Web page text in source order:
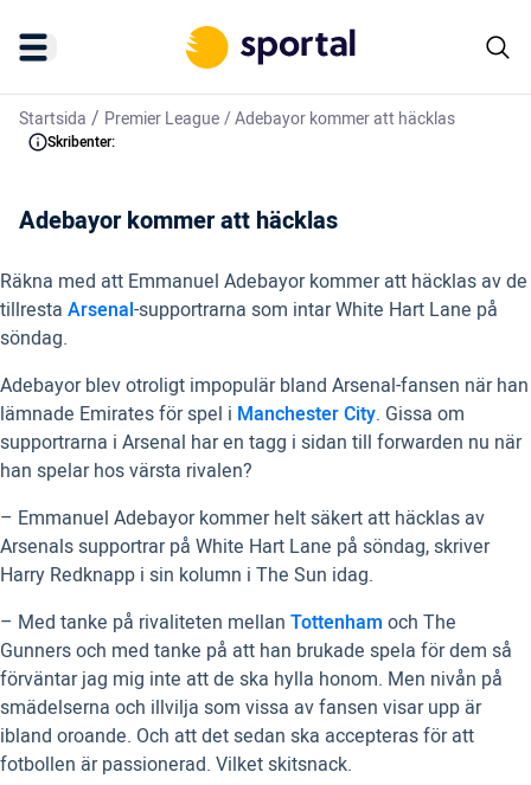
Startsida / Premier League/Adebayor kommer att häcklas
Skribenter:
Adebayor kommer att häcklas
Räkna med att Emmanuel Adebayor kommer att häcklas av de
tillresta Arsenal-supportrarna som intar White Hart Lane på
söndag.
Adebayor blev otroligt impopulär bland Arsenal-fansen när han
lämnade Emirates för spel i Manchester City. Gissa om
supportrarna i Arsenal har en tagg i sidan till forwarden nu när
han spelar hos värsta rivalen?
– Emmanuel Adebayor kommer helt säkert att häcklas av
Arsenals supportrar på White Hart Lane på söndag, skriver
Harry Redknapp i sin kolumn i The Sun idag.
– Med tanke på rivaliteten mellan Tottenham och The
Gunners och med tanke på att han brukade spela för dem så
förväntar jag mig inte att de ska hylla honom. Men nivån på
smädelserna och illvilja som vissa av fansen visar upp är
ibland oroande. Och att det sedan ska accepteras för att
fotbollen är passionerad. Vilket skitsnack.